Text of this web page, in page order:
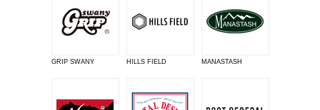
GRIP SWANY HILLS FIELD MANASTASH